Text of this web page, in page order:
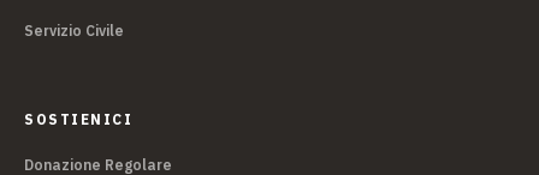
Servizio Civile
SOSTIENICI
Donazione Regolare